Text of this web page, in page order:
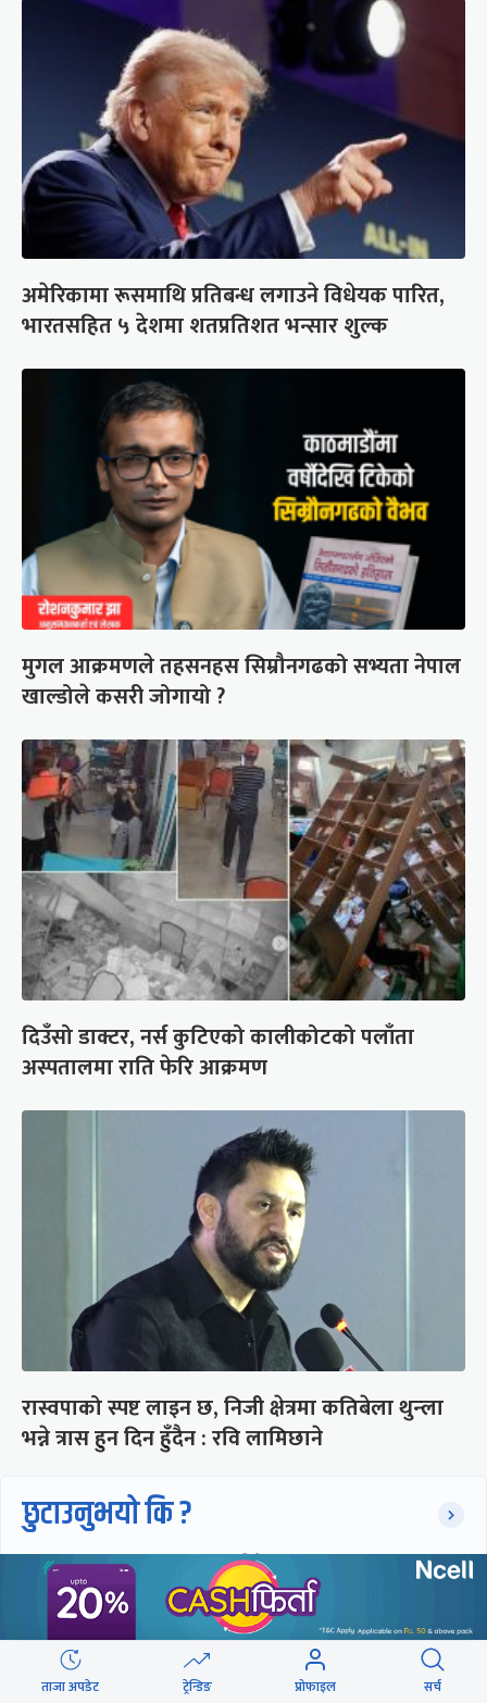
अमेरिकामा रूसमाथि प्रतिबन्ध लगाउने विधेयक पारित,
भारतसहित ५ देशमा शतप्रतिशत भन्सार शुल्क
मुगल आक्रमणले तहसनहस सिम्रौनगढको सभ्यता नेपाल
खाल्डोले कसरी जोगायो ?
दिउँसो डाक्टर, नर्स कुटिएको कालीकोटको पलाँता
अस्पतालमा राति फेरि आक्रमण
रास्वपाको स्पष्ट लाइन छ, निजी क्षेत्रमा कतिबेला थुन्ला
भन्ने त्रास हुन दिन हुँदैन : रवि लामिछाने
छुटाउनुभयो कि ?
संसद्लाई टेर्दैनन् प्रधानमन्त्री, लाचार
छन् सभामुख
‘अस्थायी प्रकृतिको अध्यादेशले ऐनको
ताजा अपडेट ट्रेन्डिङ प्रोफाइल सर्च